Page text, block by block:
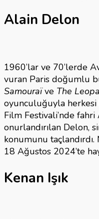
Alain Delon
1960’lar ve 70’lerde
vuran Paris doğumlu
Samouraïve The
oyunculuğuyla herkesi
Film Festivali’nde
onurlandırılan Delon,
konumunu taçlandırdı.
18 Ağustos 2024’te
Kenan Işık